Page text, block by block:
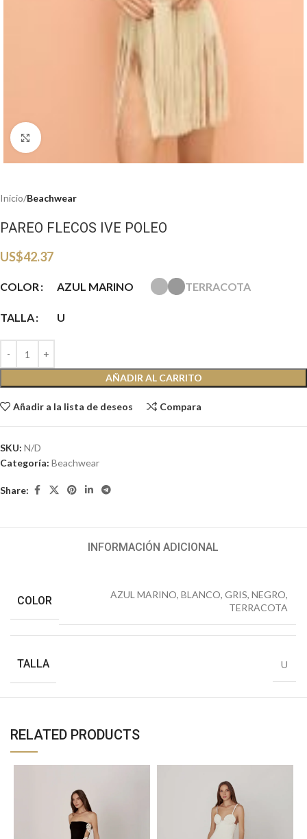
Haga clic para ampliar
Inicio Beachwear
PAREO FLECOS IVE POLEO
US$42.37
COLOR AZUL MARINO TERRACOTA
TALLA U
AÑADIR AL CARRITO
Añadir a la lista de deseos Compara
SKU: N/D
Categoría: Beachwear
Share:
INFORMACIÓN ADICIONAL
COLOR AZUL MARINO,BLANCO,GRIS,NEGRO,
TERRACOTA
TALLA U
RELATED PRODUCTS